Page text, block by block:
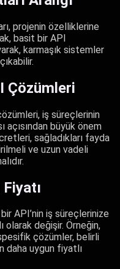
projenin özelliklerine
basit bir API
karmaşık sistemler
Çözümleri
iş süreçlerinin
açısından büyük önem
sağladıkları fayda
ve uzun vadeli
API’nin iş süreçlerinize
değişir. Örneğin,
çözümler, belirli
daha uygun fiyatlı